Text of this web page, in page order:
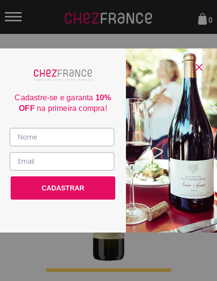
Vinhos >
País / Região >
Le Club >
0
ORDENAR POR:
Cadastre-se e garanta 10%
OFFna primeira compra!
CADASTRAR